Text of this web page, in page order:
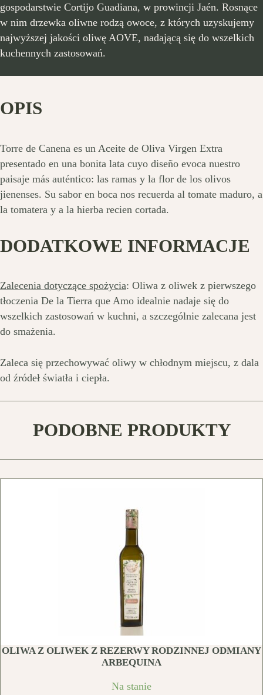
gospodarstwie Cortijo Guadiana, w prowincji Jaén. Rosnące
w nim drzewka oliwne rodzą owoce, z których uzyskujemy
najwyższej jakości oliwę AOVE, nadającą się do wszelkich
kuchennych zastosowań.
OPIS
Torre de Canena es un Aceite de Oliva Virgen Extra
presentado en una bonita lata cuyo diseño evoca nuestro
paisaje más auténtico: las ramas y la flor de los olivos
jienenses. Su sabor en boca nos recuerda al tomate maduro, a
la tomatera y a la hierba recien cortada.
DODATKOWE INFORMACJE
Zalecenia dotyczące spożycia: Oliwa z oliwek z pierwszego
tłoczenia De la Tierra que Amo idealnie nadaje się do
wszelkich zastosowań w kuchni, a szczególnie zalecana jest
do smażenia.
Zaleca się przechowywać oliwy w chłodnym miejscu, z dala
od źródeł światła i ciepła.
PODOBNE PRODUKTY
OLIWA Z OLIWEK Z REZERWY RODZINNEJ ODMIANY
ARBEQUINA
Na stanie